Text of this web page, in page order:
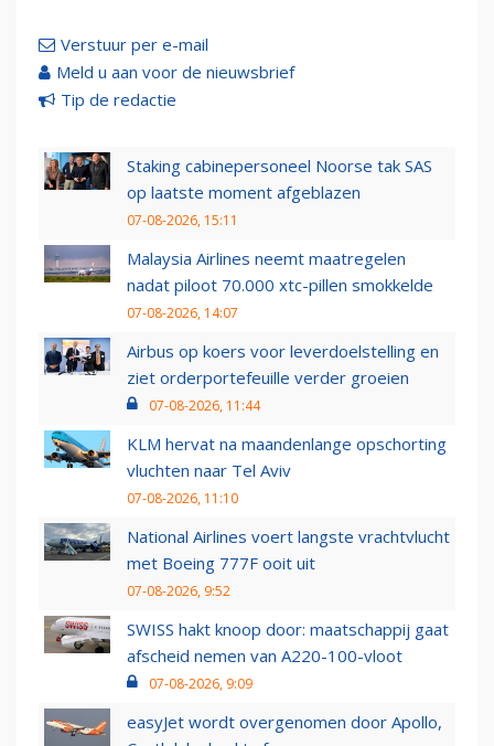
Verstuur per e-mail
Meld u aan voor de nieuwsbrief
Tip de redactie
Staking cabinepersoneel Noorse tak SAS
op laatste moment afgeblazen
07-08-2026, 15:11
Malaysia Airlines neemt maatregelen
nadat piloot 70.000 xtc-pillen smokkelde
07-08-2026, 14:07
Airbus op koers voor leverdoelstelling en
ziet orderportefeuille verder groeien
07-08-2026, 11:44
KLM hervat na maandenlange opschorting
vluchten naar Tel Aviv
07-08-2026, 11:10
National Airlines voert langste vrachtvlucht
met Boeing 777F ooit uit
07-08-2026, 9:52
SWISS hakt knoop door: maatschappij gaat
afscheid nemen van A220-100-vloot
07-08-2026, 9:09
easyJet wordt overgenomen door Apollo,